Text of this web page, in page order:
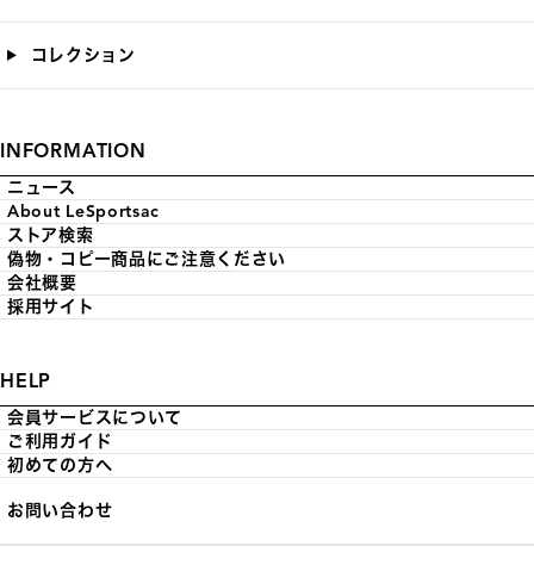
コレクション
INFORMATION
ニュース
About LeSportsac
ストア検索
偽物・コピー商品にご注意ください
会社概要
採用サイト
HELP
会員サービスについて
ご利用ガイド
初めての方へ
お問い合わせ